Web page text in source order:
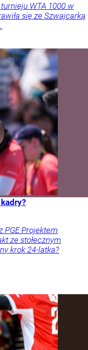
WTA 1000 w
się ze Szwajcarką
PGE Projektem
ze stołecznym
krok 24-latka?